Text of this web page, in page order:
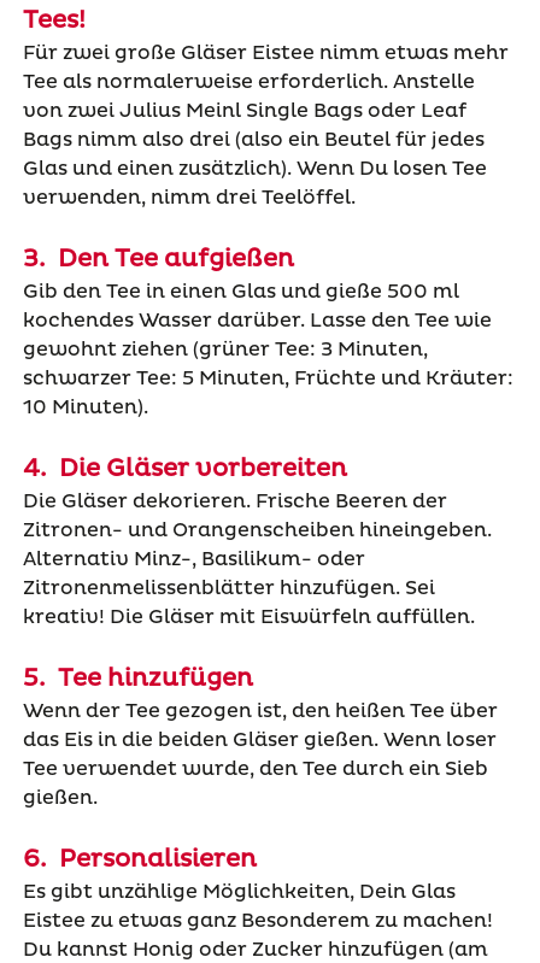
Tees!
Für zwei große Gläser Eistee nimm etwas mehr
Tee als normalerweise erforderlich. Anstelle
von zwei Julius Meinl Single Bags oder Leaf
Bags nimm also drei (also ein Beutel für jedes
Glas und einen zusätzlich). Wenn Du losen Tee
verwenden, nimm drei Teelöffel.
3. Den Tee aufgießen
Gib den Tee in einen Glas und gieße 500 ml
kochendes Wasser darüber. Lasse den Tee wie
gewohnt ziehen (grüner Tee: 3 Minuten,
schwarzer Tee: 5 Minuten, Früchte und Kräuter:
10 Minuten).
4. Die Gläser vorbereiten
Die Gläser dekorieren. Frische Beeren der
Zitronen- und Orangenscheiben hineingeben.
Alternativ Minz-, Basilikum- oder
Zitronenmelissenblätter hinzufügen. Sei
kreativ! Die Gläser mit Eiswürfeln auffüllen.
5. Tee hinzufügen
Wenn der Tee gezogen ist, den heißen Tee über
das Eis in die beiden Gläser gießen. Wenn loser
Tee verwendet wurde, den Tee durch ein Sieb
gießen.
6. Personalisieren
Es gibt unzählige Möglichkeiten, Dein Glas
Eistee zu etwas ganz Besonderem zu machen!
Du kannst Honig oder Zucker hinzufügen (am